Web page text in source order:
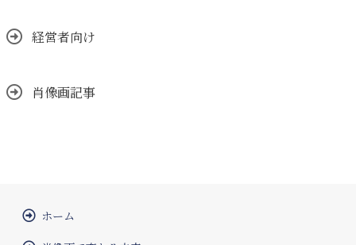
経営者向け
肖像画記事
ホーム